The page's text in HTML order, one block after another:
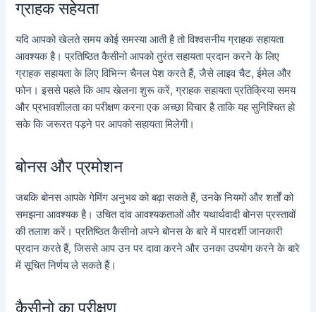
ग्राहक सहेयता
यदि आपको खेलते समय कोई समस्या आती है तो विश्वसनीय ग्राहक सहायता
आवश्यक है। प्रतिष्ठित कैसीनो आपको तुरंत सहायता प्रदान करने के लिए
ग्राहक सहायता के लिए विभिन्न चैनल पेश करते हैं, जैसे लाइव चैट, ईमेल और
फोन। इससे पहले कि आप खेलना शुरू करें, ग्राहक सहायता प्रतिक्रिया समय
और प्रभावशीलता का परीक्षण करना एक अच्छा विचार है ताकि यह सुनिश्चित हो
सके कि जरूरत पड़ने पर आपको सहायता मिलेगी।
बोनस और प्रमोशन
जबकि बोनस आपके गेमिंग अनुभव को बढ़ा सकते हैं, उनके नियमों और शर्तों को
समझना आवश्यक है। उचित दांव आवश्यकताओं और यथार्थवादी बोनस प्रस्तावों
की तलाश करें। प्रतिष्ठित कैसीनो अपने बोनस के बारे में पारदर्शी जानकारी
प्रदान करते हैं, जिससे आप उन पर दावा करने और उनका उपयोग करने के बारे
में सूचित निर्णय ले सकते हैं।
कैसीनो का परीक्षण